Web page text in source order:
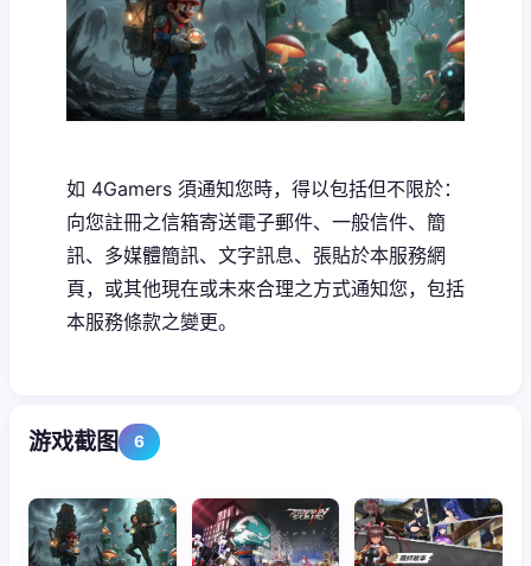
如 4Gamers 須通知您時，得以包括但不限於：
向您註冊之信箱寄送電子郵件、一般信件、簡
訊、多媒體簡訊、文字訊息、張貼於本服務網
頁，或其他現在或未來合理之方式通知您，包括
本服務條款之變更。
游戏截图 6